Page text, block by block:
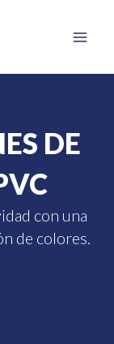
DE
con una
de colores.